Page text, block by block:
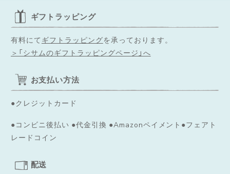
ギフトラッピング
有料にて ギフトラッピングを承っております。
＞「シサムのギフトラッピングページ」へ
お支払い方法
●クレジットカード
●コンビニ後払い ●代金引換 ●Amazonペイメント●フェアト
レードコイン
配送